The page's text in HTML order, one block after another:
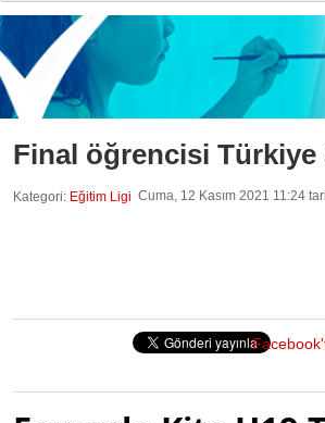
Final öğrencisi
Kategori: Eğitim Ligi Cuma, 12 Kasım 2021 11:24